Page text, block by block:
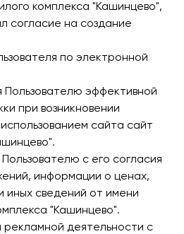
комплекса "Кашинцево",
согласие на создание
по электронной
Пользователю эффективной
при возникновении
сайта сайт
с его согласия
информации о ценах,
иных сведений от имени
"Кашинцево".
рекламной деятельности с